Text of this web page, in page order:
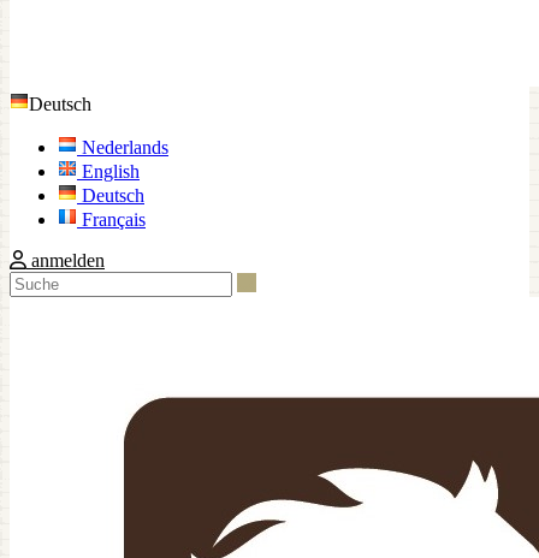
Deutsch
Nederlands
English
Deutsch
Français
anmelden